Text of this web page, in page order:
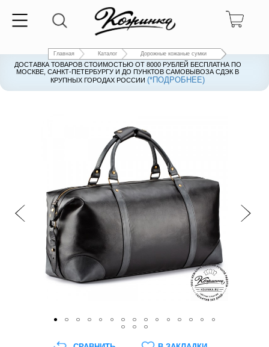
Главная Каталог Дорожные кожаные сумки
ДОСТАВКА ТОВАРОВ СТОИМОСТЬЮ ОТ 8000 РУБЛЕЙ БЕСПЛАТНА ПО
МОСКВЕ, САНКТ-ПЕТЕРБУРГУ И ДО ПУНКТОВ САМОВЫВОЗА СДЭК В
КРУПНЫХ ГОРОДАХ РОССИИ(*ПОДРОБНЕЕ)
ДОСТАВКА ТОВАРОВ СТОИМОСТЬЮ ОТ 8000 РУБЛЕЙ БЕСПЛАТНА ПО
МОСКВЕ, САНКТ-ПЕТЕРБУРГУ И ДО ПУНКТОВ САМОВЫВОЗА СДЭК В
КРУПНЫХ ГОРОДАХ РОССИИ(*ПОДРОБНЕЕ)